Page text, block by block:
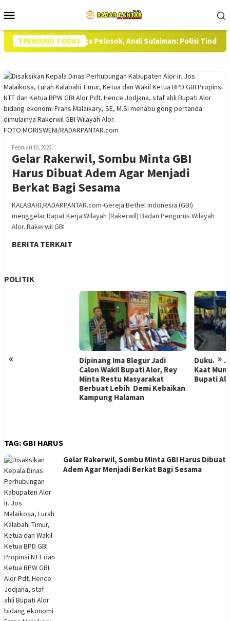
ke
Mobile
TRENDING TODAY
Merata Hingga Pelosok, Andi Sulaiman: Polisi Tindak Jika Ada
Februari 10, 2023
Gelar Rakerwil, Sombu Minta GBI
Harus Dibuat Adem Agar Menjadi
Berkat Bagi Sesama
KALABAHI,RADARPANTAR.com-Gereja Bethel Indonesia (GBI)
menggelar Rapat Kerja Wilayah (Rakerwil) Badan Pengurus Wilayah
Alor. Rakerwil GBI
BERITA TERKAIT
POLITIK
« »
Dipinang Ima Blegur Jadi
Calon Wakil Bupati Alor, Rey
Minta Restu Masyarakat
Berbuat Lebih Demi Kebaikan
Dukung Ima-Rey, Merianus
Kaat Mundur Dari Pencalonan
Bupati Alor
TAG: GBI HARUS
Gelar Rakerwil, Sombu Minta GBI Harus Dibuat
Adem Agar Menjadi Berkat Bagi Sesama